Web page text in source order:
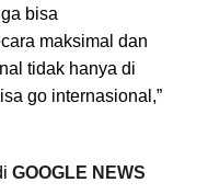
bisa
maksimal dan
tidak hanya di
go internasional,”
GOOGLE NEWS